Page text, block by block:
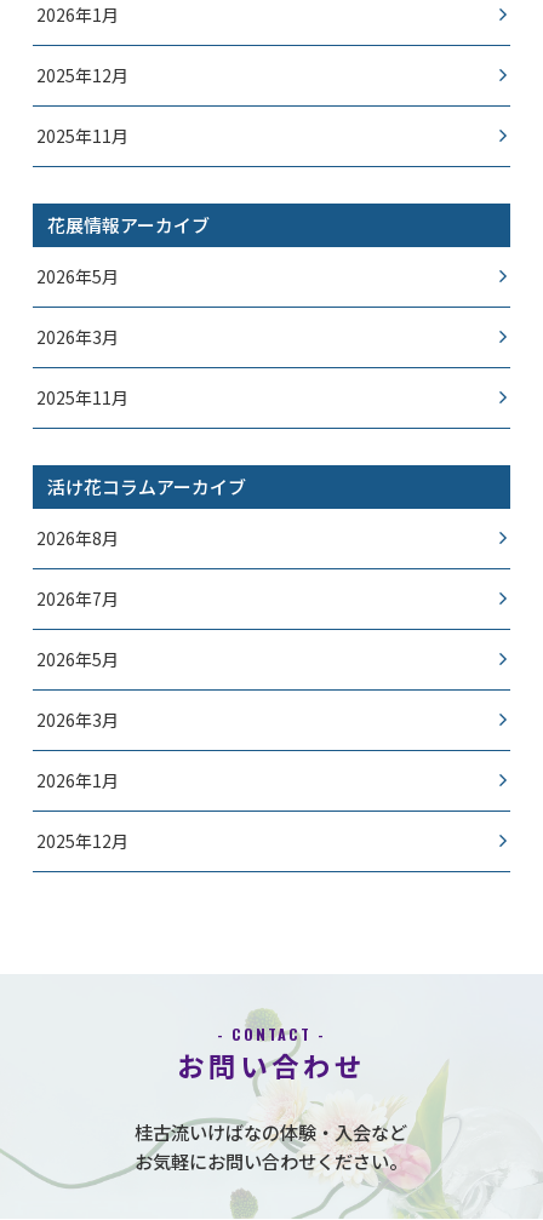
2026年1月
2025年12月
2025年11月
花展情報アーカイブ
2026年5月
2026年3月
2025年11月
活け花コラムアーカイブ
2026年8月
2026年7月
2026年5月
2026年3月
2026年1月
2025年12月
- CONTACT -
お問い合わせ
桂古流いけばなの体験・入会など
お気軽にお問い合わせください。